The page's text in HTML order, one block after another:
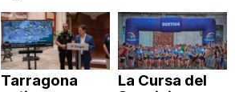
Tarragona
La Cursa del